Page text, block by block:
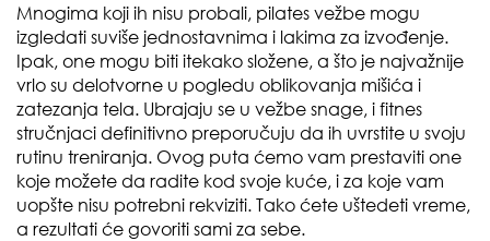
Mnogima koji ih nisu probali, pilates vežbe mogu
izgledati suviše jednostavnima i lakima za izvođenje.
Ipak, one mogu biti itekako složene, a što je najvažnije
vrlo su delotvorne u pogledu oblikovanja mišića i
zatezanja tela. Ubrajaju se u vežbe snage, i fitnes
stručnjaci definitivno preporučuju da ih uvrstite u svoju
rutinu treniranja. Ovog puta ćemo vam prestaviti one
koje možete da radite kod svoje kuće, i za koje vam
uopšte nisu potrebni rekviziti. Tako ćete uštedeti vreme,
a rezultati će govoriti sami za sebe.